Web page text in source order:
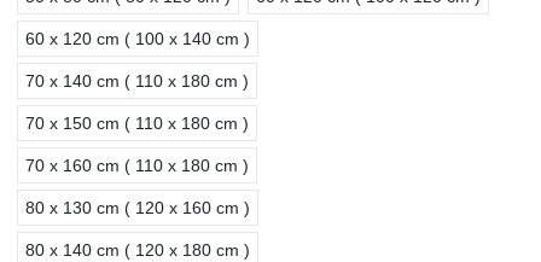
60 x 120 cm ( 100 x 140 cm )
70 x 140 cm ( 110 x 180 cm )
70 x 150 cm ( 110 x 180 cm )
70 x 160 cm ( 110 x 180 cm )
80 x 130 cm ( 120 x 160 cm )
80 x 140 cm ( 120 x 180 cm )